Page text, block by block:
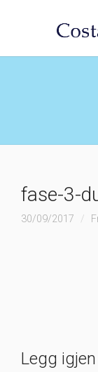
fase-3-
30/09/2017
Legg